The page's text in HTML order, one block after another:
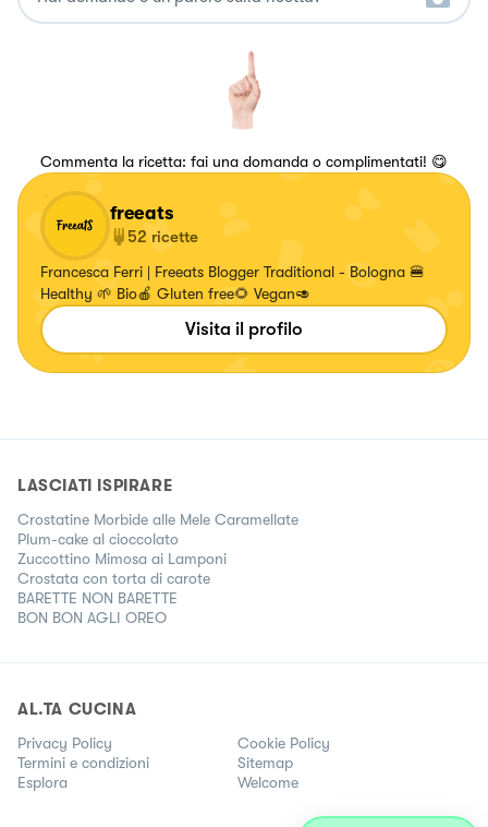
Commenta la ricetta: fai una domanda o complimentati! 😋
freeats
52 ricette
Francesca Ferri | Freeats Blogger Traditional - Bologna 🍔
Healthy 🌱 Bio🍎 Gluten free🌻 Vegan🥑
Visita il profilo
LASCIATI ISPIRARE
Crostatine Morbide alle Mele Caramellate
Plum-cake al cioccolato
Zuccottino Mimosa ai Lamponi
Crostata con torta di carote
BARETTE NON BARETTE
BON BON AGLI OREO
AL.TA CUCINA
Privacy Policy
Cookie Policy
Termini e condizioni
Sitemap
Esplora
Welcome